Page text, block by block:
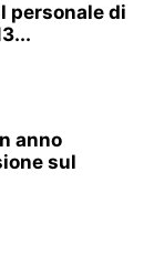
personale di
anno
sul